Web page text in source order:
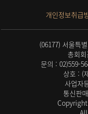
개인정보취급
(06177) 서울특
총회
문의 : 02)559-
상호 : (
사업자
통신판